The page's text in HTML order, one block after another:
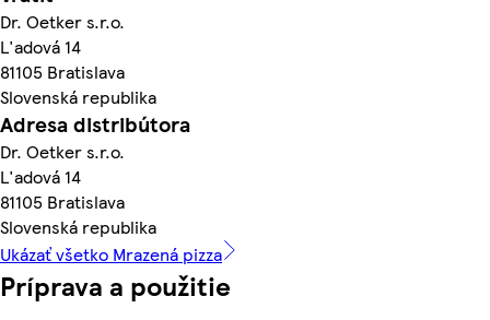
Dr. Oetker s.r.o.
L'adová 14
81105 Bratislava
Slovenská republika
Adresa distribútora
Dr. Oetker s.r.o.
L'adová 14
81105 Bratislava
Slovenská republika
Ukázať všetko Mrazená pizza
Príprava a použitie